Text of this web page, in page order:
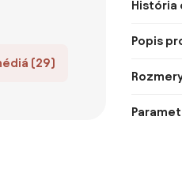
(29)
História
Popis